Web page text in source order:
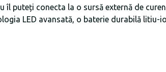
îl puteți conecta la o sursă externă de
LED avansată, o baterie durabilă litiu-